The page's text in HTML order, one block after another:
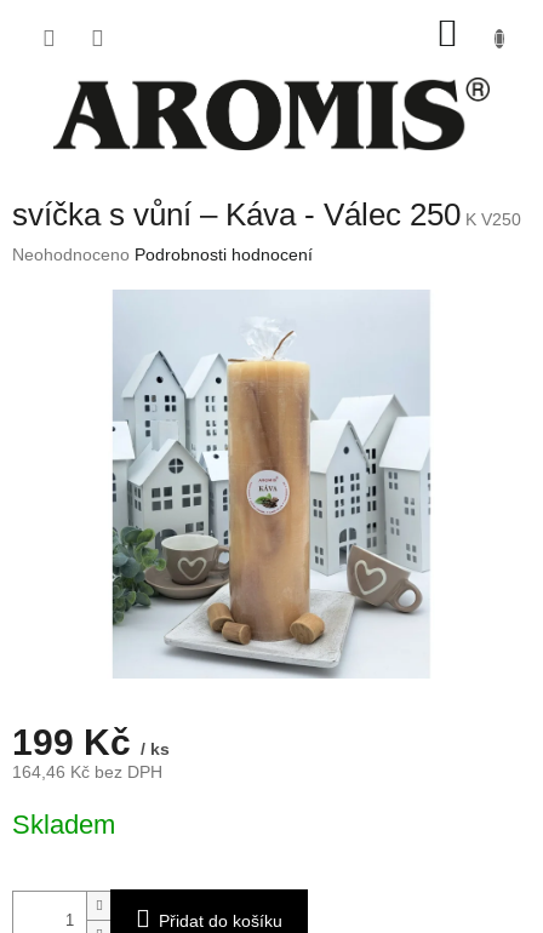
svíčka s vůní – Káva - Válec 250 K V250
Průměrné
Neohodnoceno Podrobnosti hodnocení
199 Kč / ks
164,46 Kč bez DPH
cena:
Skladem
Přidat do košíku